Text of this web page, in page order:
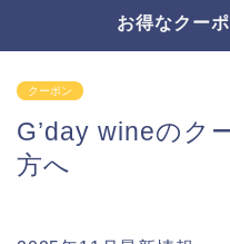
お得なクー
クーポン
G’day wineのク
方へ